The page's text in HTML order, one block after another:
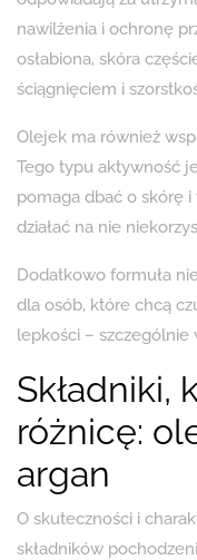
nawilżenia i ochronę
osłabiona, skóra
ściągnięciem i
Olejek ma również
Tego typu aktywność
pomaga dbać o skórę
działać na nie
Dodatkowo formuła
dla osób, które chcą
lepkości – szczególnie
Składniki,
różnicę:
argan
O skuteczności i
składników